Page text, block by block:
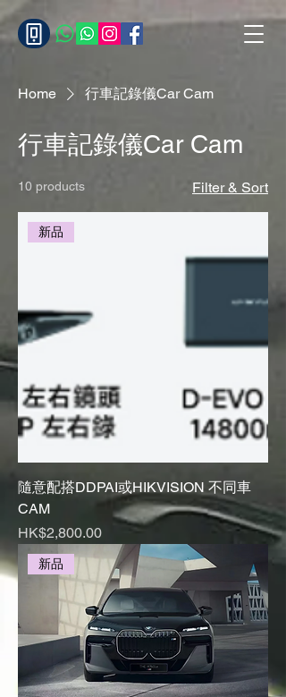
Home 行車記錄儀Car Cam
行車記錄儀Car Cam
10 products Filter & Sort
新品
隨意配搭DDPAI或HIKVISION 不同車
CAM
Price
HK$2,800.00
新品